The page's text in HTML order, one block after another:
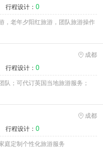
行程设计： 0
，老年夕阳红旅游，团队旅游操作
成都
行程设计： 0
队；可代订英国当地旅游服务；
成都
行程设计： 0
庭定制个性化旅游服务